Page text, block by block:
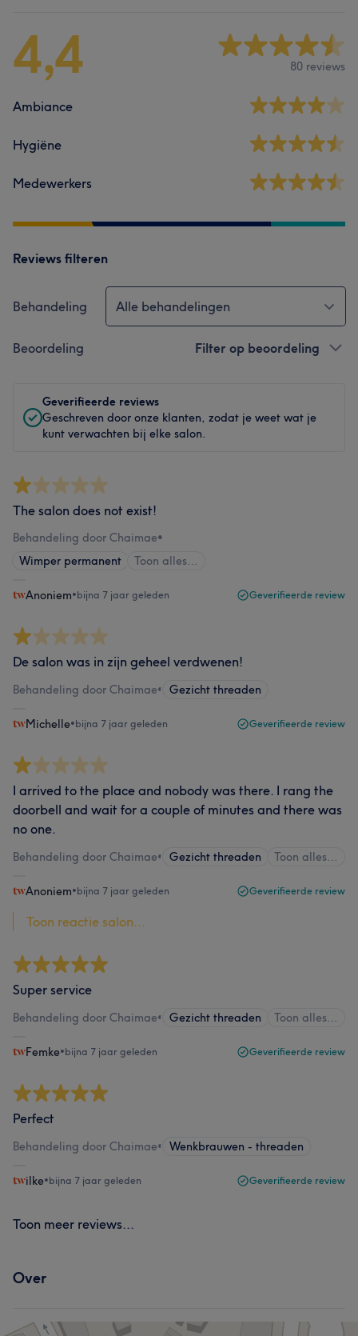
4,4 80 reviews
Ambiance
Hygiëne
Medewerkers
Reviews filteren
Behandeling Alle behandelingen
Beoordeling Filter op beoordeling
Geverifieerde reviews
Geschreven door onze klanten, zodat je weet wat je
kunt verwachten bij elke salon.
The salon does not exist!
Behandeling door Chaimae•
Wimper permanent
Toon alles…
Anoniem•bijna 7 jaar geleden Geverifieerde review
De salon was in zijn geheel verdwenen!
Behandeling door Chaimae• Gezicht threaden
Michelle•bijna 7 jaar geleden Geverifieerde review
I arrived to the place and nobody was there. I rang the
doorbell and wait for a couple of minutes and there was
no one.
Behandeling door Chaimae• Gezicht threaden Toon alles…
Anoniem•bijna 7 jaar geleden Geverifieerde review
Toon reactie salon...
Super service
Behandeling door Chaimae• Gezicht threaden Toon alles…
Femke•bijna 7 jaar geleden Geverifieerde review
Perfect
Behandeling door Chaimae• Wenkbrauwen - threaden
ilke•bijna 7 jaar geleden Geverifieerde review
Toon meer reviews...
Over